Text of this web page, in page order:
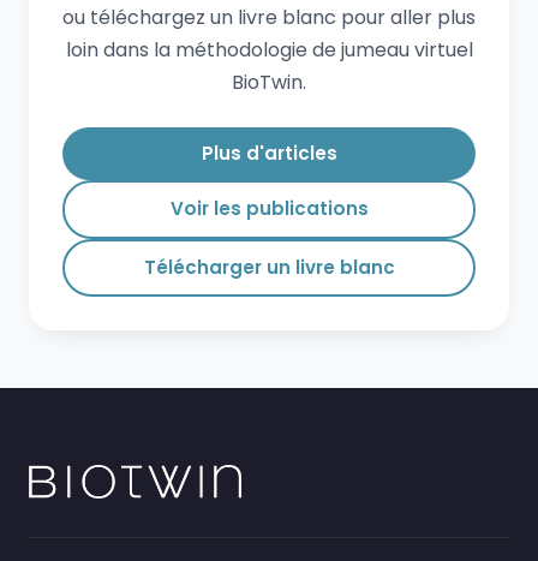
ou téléchargez un livre blanc pour aller plus
loin dans la méthodologie de jumeau virtuel
BioTwin.
Plus d'articles
Voir les publications
Télécharger un livre blanc